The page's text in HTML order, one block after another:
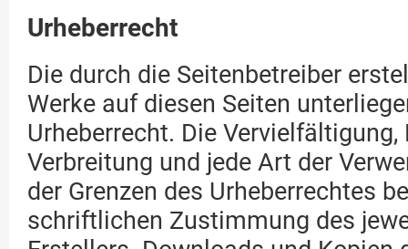
Urheberrecht
Die durch die Seitenbetreiber
Werke auf diesen Seiten
Urheberrecht. Die Vervielfältigung,
Verbreitung und jede Art der
der Grenzen des Urheberrechtes
schriftlichen Zustimmung des